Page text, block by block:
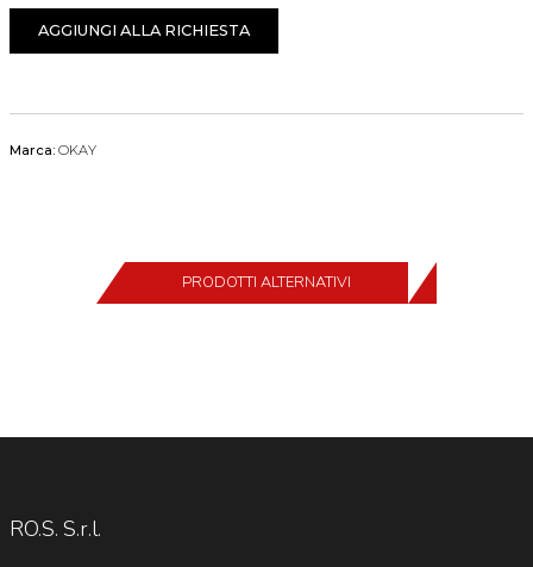
AGGIUNGI ALLA RICHIESTA
Marca: OKAY
PRODOTTI ALTERNATIVI
RO.S. S.r.l.